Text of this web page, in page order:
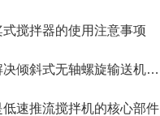
式搅拌器的使用注意事项
斜式无轴螺旋输送机的常见故障
低速推流搅拌机的核心部件